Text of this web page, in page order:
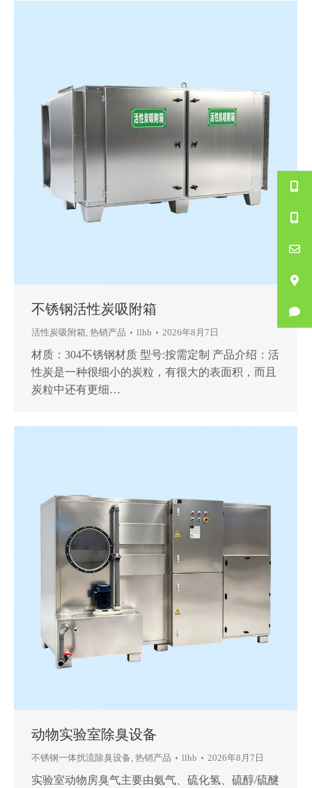
不锈钢活性炭吸附箱
活性炭吸附箱, 热销产品 llhb 2026年8月7日
材质：304不锈钢材质 型号:按需定制 产品介绍：活
性炭是一种很细小的炭粒，有很大的表面积，而且
炭粒中还有更细…
动物实验室除臭设备
不锈钢一体扰流除臭设备, 热销产品 llhb 2026年8月7日
实验室动物房臭气主要由‌氨气、硫化氢、硫醇/硫醚